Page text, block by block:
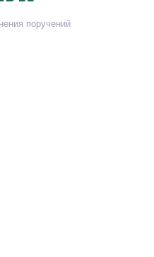
поручений